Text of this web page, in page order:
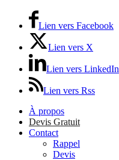
Lien vers Facebook
Lien vers X
Lien vers LinkedIn
Lien vers Rss
À propos
Devis Gratuit
Contact
Rappel
Devis